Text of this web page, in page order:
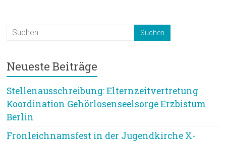
Neueste Beiträge
Stellenausschreibung: Elternzeitvertretung
Koordination Gehörlosenseelsorge Erzbistum
Berlin
Fronleichnamsfest in der Jugendkirche X-